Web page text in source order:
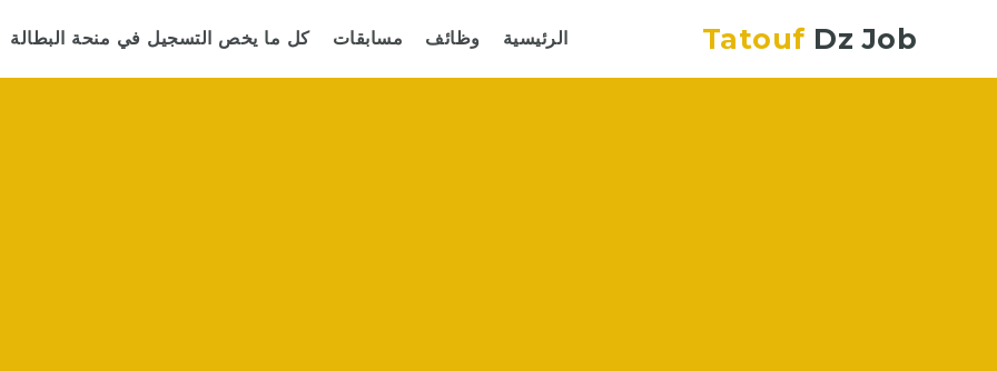
TatoufDz Job الرئيسية وظائف مسابقات كل ما يخص التسجيل في منحة البطالة